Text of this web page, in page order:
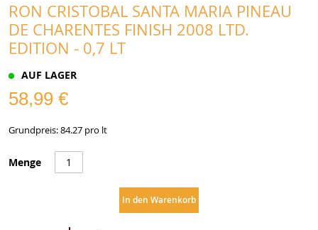
RON CRISTOBAL SANTA MARIA PINEAU
DE CHARENTES FINISH 2008 LTD.
EDITION - 0,7 LT
AUF LAGER
58,99 €
Grundpreis: 84.27 pro lt
Menge
In den Warenkorb